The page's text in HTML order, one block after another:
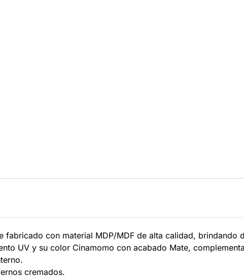
fabricado con material MDP/MDF de alta calidad, brindando
UV y su color Cinamomo con acabado Mate,
cremados.